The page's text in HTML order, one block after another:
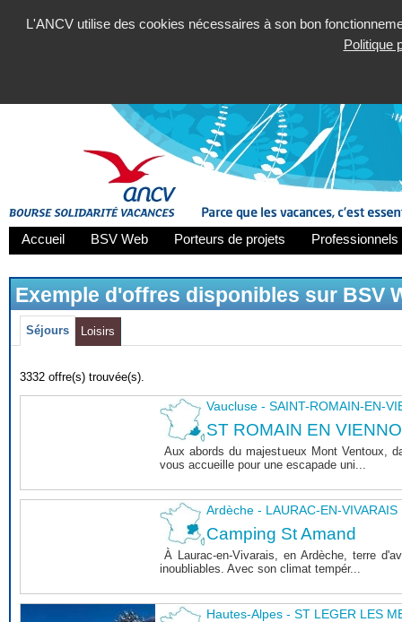
L'ANCV utilise des cookies nécessaires à son bon
Politique
Accueil BSV Web Porteurs de projets
Exemple d'offres disponibles sur BSV
Séjours Loisirs
3332 offre(s) trouvée(s).
Vaucluse - SAINT-ROMAIN-EN-
ST ROMAIN EN
Aux abords du majestueux Mont Ventoux,
vous accueille pour une escapade uni...
Ardèche - LAURAC-EN-VIVARAIS
Camping St Amand
À Laurac-en-Vivarais, en Ardèche, terre
inoubliables. Avec son climat tempér...
Hautes-Alpes - ST LEGER LES